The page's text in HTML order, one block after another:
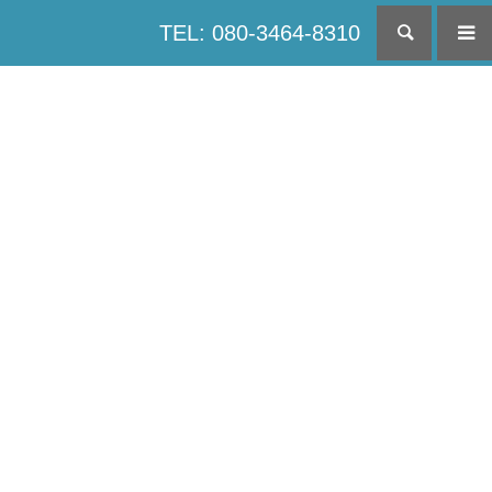
TEL: 080-3464-8310 検索